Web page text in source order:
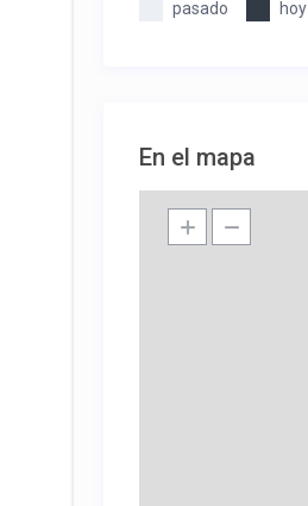
pasado hoy
En el mapa